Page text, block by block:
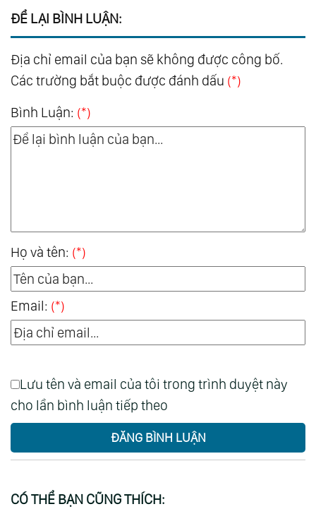
ĐỂ LẠI BÌNH LUẬN:
Địa chỉ email của bạn sẽ không được công bố.
Các trường bắt buộc được đánh dấu (*)
Bình Luận: (*)
Họ và tên: (*)
Email: (*)
Lưu tên và email của tôi trong trình duyệt này
cho lần bình luận tiếp theo
ĐĂNG BÌNH LUẬN
CÓ THỂ BẠN CŨNG THÍCH: